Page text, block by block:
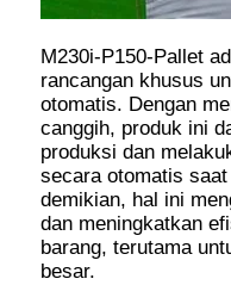
M230i-P150-Pallet
rancangan khusus
otomatis. Dengan
canggih, produk ini
produksi dan
secara otomatis
demikian, hal ini
dan meningkatkan
barang, terutama
besar.